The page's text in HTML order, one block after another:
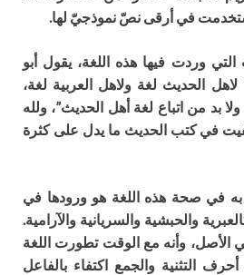
في أرقى نص نموذجي لها.
التي وردت فيها هذه اللغة، يقول أبو
لهل الحديث لغة ولاهل العربية لغة،
بد من اتباع لغة أهل الحديث”، ولله
في كتب الحديث ما يدل على كثرة
في صحة هذه اللغة هو ورودها في
والحبشية والسريانية والآرامية.
الأصل، وأنه مع الوقت تطورت اللغة
ف التثنية والجمع اكتفاء بالفاعل